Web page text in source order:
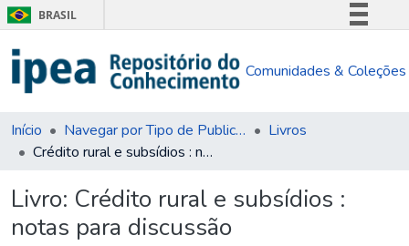
BRASIL
Comunica BR
Acesso à informação
Comunidades & Coleções
Início Navegar por Tipo de Publicação
Livros
Crédito rural e subsídios : notas para discussão
Livro: Crédito rural e subsídios :
notas para discussão